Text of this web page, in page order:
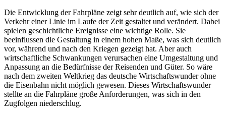
Die Entwicklung der Fahrpläne zeigt sehr deutlich auf, wie sich der
Verkehr einer Linie im Laufe der Zeit gestaltet und verändert. Dabei
spielen geschichtliche Ereignisse eine wichtige Rolle. Sie
beeinflussen die Gestaltung in einem hohen Maße, was sich deutlich
vor, während und nach den Kriegen gezeigt hat. Aber auch
wirtschaftliche Schwankungen verursachen eine Umgestaltung und
Anpassung an die Bedürfnisse der Reisenden und Güter. So wäre
nach dem zweiten Weltkrieg das deutsche Wirtschaftswunder ohne
die Eisenbahn nicht möglich gewesen. Dieses Wirtschaftswunder
stellte an die Fahrpläne große Anforderungen, was sich in den
Zugfolgen niederschlug.